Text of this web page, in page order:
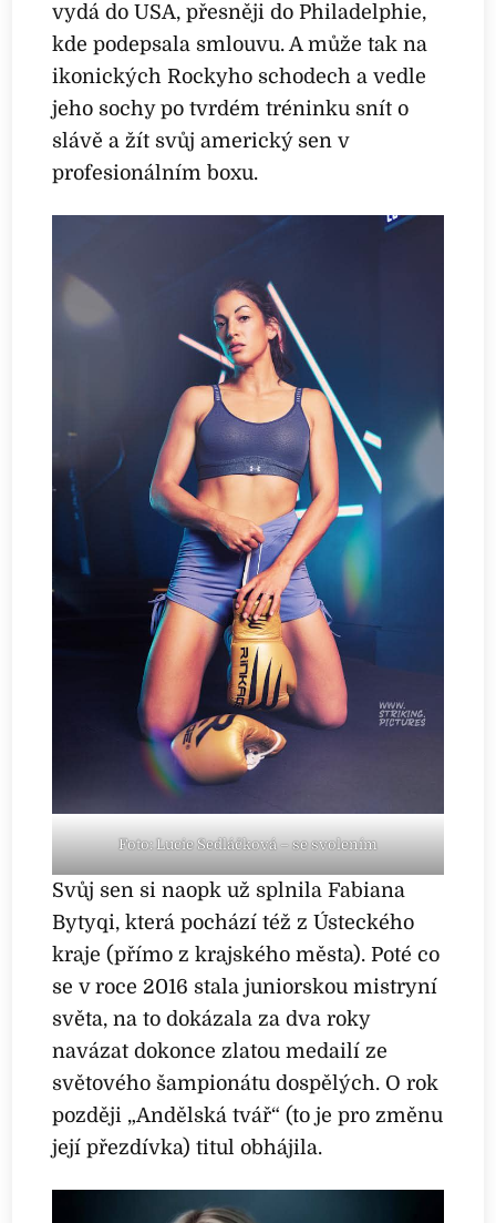
vydá do USA, přesněji do Philadelphie,
kde podepsala smlouvu. A může tak na
ikonických Rockyho schodech a vedle
jeho sochy po tvrdém tréninku snít o
slávě a žít svůj americký sen v
profesionálním boxu.
Foto: Lucie Sedláčková – se svolením
Svůj sen si naopk už splnila Fabiana
Bytyqi, která pochází též z Ústeckého
kraje (přímo z krajského města). Poté co
se v roce 2016 stala juniorskou mistryní
světa, na to dokázala za dva roky
navázat dokonce zlatou medailí ze
světového šampionátu dospělých. O rok
později „Andělská tvář“ (to je pro změnu
její přezdívka) titul obhájila.